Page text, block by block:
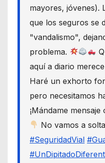
mayores, jóvenes).
que los seguros se
"vandalismo",
problema.
aquí a diario
Haré un exhorto
pero necesitamos
¡Mándame
No vamos a
#SeguridadVial